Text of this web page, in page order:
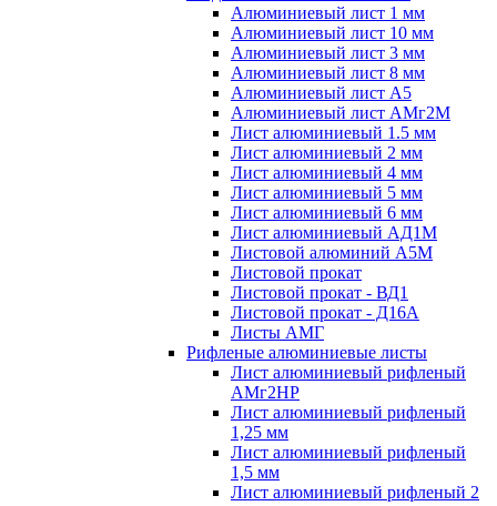
Алюминиевый лист 1 мм
Алюминиевый лист 10 мм
Алюминиевый лист 3 мм
Алюминиевый лист 8 мм
Алюминиевый лист А5
Алюминиевый лист АМг2М
Лист алюминиевый 1.5 мм
Лист алюминиевый 2 мм
Лист алюминиевый 4 мм
Лист алюминиевый 5 мм
Лист алюминиевый 6 мм
Лист алюминиевый АД1М
Листовой алюминий А5М
Листовой прокат
Листовой прокат - ВД1
Листовой прокат - Д16А
Листы АМГ
Рифленые алюминиевые листы
Лист алюминиевый рифленый
АМг2НР
Лист алюминиевый рифленый
1,25 мм
Лист алюминиевый рифленый
1,5 мм
Лист алюминиевый рифленый 2